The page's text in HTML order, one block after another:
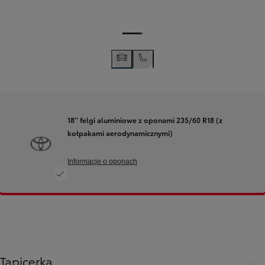
18'' felgi aluminiowe z oponami 235/60 R18 (z
kołpakami aerodynamicznymi)
Informacje o oponach
Tapicerka